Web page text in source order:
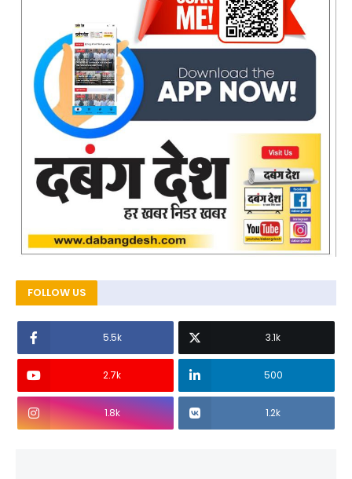
FOLLOW US
5.5k 3.1k
2.7k 500
1.8k 1.2k